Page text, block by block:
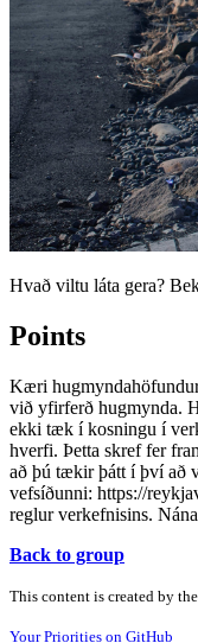
Hvað viltu láta gera?
Points
Kæri
við yfirferð hugmynda.
ekki tæk í kosningu í
hverfi. Þetta skref fer
að þú tækir þátt í því að
vefsíðunni: https://
reglur verkefnisins.
Back to group
This content is created by
Your Priorities on GitHub